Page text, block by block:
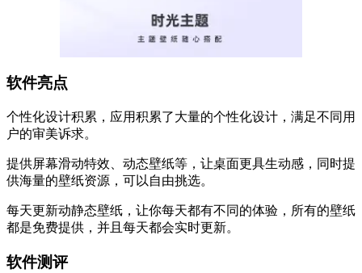
软件亮点
个性化设计积累，应用积累了大量的个性化设计，满足不同用
户的审美诉求。
提供屏幕滑动特效、动态壁纸等，让桌面更具生动感，同时提
供海量的壁纸资源，可以自由挑选。
每天更新动静态壁纸，让你每天都有不同的体验，所有的壁纸
都是免费提供，并且每天都会实时更新。
软件测评